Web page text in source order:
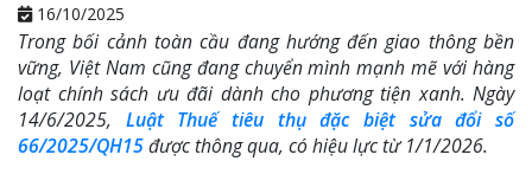
16/10/2025
Trong bối cảnh toàn cầu đang hướng đến giao thông bền
vững, Việt Nam cũng đang chuyển mình mạnh mẽ với hàng
loạt chính sách ưu đãi dành cho phương tiện xanh. Ngày
14/6/2025, Luật Thuế tiêu thụ đặc biệt sửa đổi số
66/2025/QH15được thông qua, có hiệu lực từ 1/1/2026.